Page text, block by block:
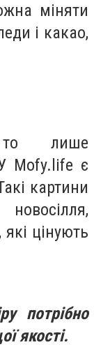
міняти
і какао,
лише
Mofy.life є
картини
цінують
потрібно
якості.